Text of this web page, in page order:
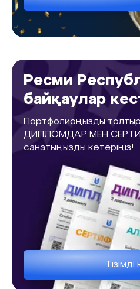
Ресми
байқаулар
Портфолиоңызды
ДИПЛОМДАР МЕН
санатыңызды көтеріңіз!
Тізімді